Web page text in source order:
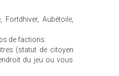
Aubétoile,
de factions.
(statut de citoyen
du jeu ou vous